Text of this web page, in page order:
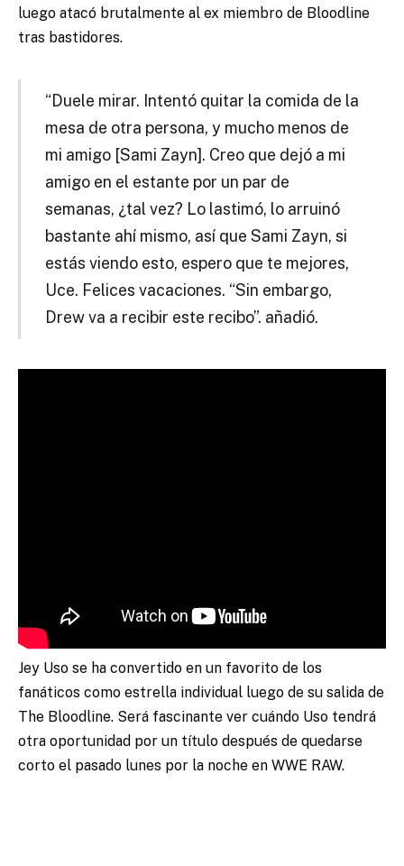
luego atacó brutalmente al ex miembro de Bloodline
tras bastidores.
“Duele mirar. Intentó quitar la comida de la
mesa de otra persona, y mucho menos de
mi amigo [Sami Zayn]. Creo que dejó a mi
amigo en el estante por un par de
semanas, ¿tal vez? Lo lastimó, lo arruinó
bastante ahí mismo, así que Sami Zayn, si
estás viendo esto, espero que te mejores,
Uce. Felices vacaciones. “Sin embargo,
Drew va a recibir este recibo”. añadió.
Jey Uso se ha convertido en un favorito de los
fanáticos como estrella individual luego de su salida de
The Bloodline. Será fascinante ver cuándo Uso tendrá
otra oportunidad por un título después de quedarse
corto el pasado lunes por la noche en WWE RAW.